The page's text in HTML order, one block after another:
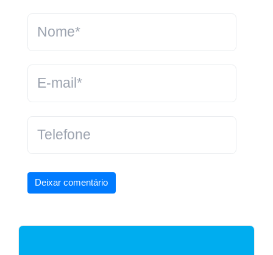
Deixar comentário